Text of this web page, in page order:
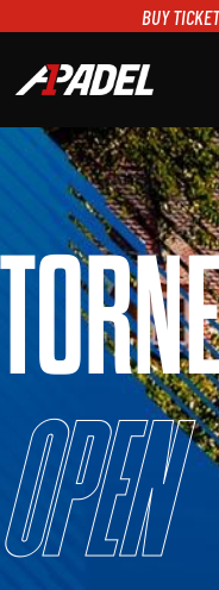
BUY
Open